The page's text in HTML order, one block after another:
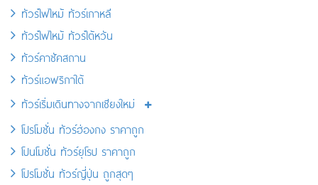
ทัวร์ไฟไหม้ ทัวร์เกาหลี
ทัวร์ไฟไหม้ ทัวร์ไต้หวัน
ทัวร์คาซัคสถาน
ทัวร์แอฟริกาใต้
ทัวร์เริ่มเดินทางจากเชียงใหม่
โปรโมชั่น ทัวร์ฮ่องกง ราคาถูก
โปนโมชั่น ทัวร์ยุโรป ราคาถูก
โปรโมชั่น ทัวร์ญี่ปุ่น ถูกสุดๆ